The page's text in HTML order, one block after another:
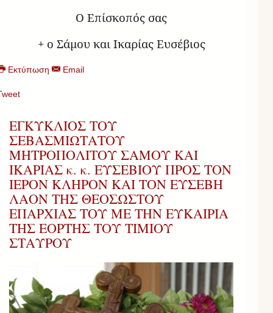
Ο Επίσκοπός σας
+ ο Σάμου και Ικαρίας Ευσέβιος
Εκτύπωση Email
ΕΓΚΥΚΛΙΟΣ ΤΟΥ
ΣΕΒΑΣΜΙΩΤΑΤΟΥ
ΜΗΤΡΟΠΟΛΙΤΟΥ ΣΑΜΟΥ ΚΑΙ
ΙΚΑΡΙΑΣ κ. κ. ΕΥΣΕΒΙΟΥ ΠΡΟΣ ΤΟΝ
ΙΕΡΟΝ ΚΛΗΡΟΝ ΚΑΙ ΤΟΝ ΕΥΣΕΒΗ
ΛΑΟΝ ΤΗΣ ΘΕΟΣΩΣΤΟΥ
ΕΠΑΡΧΙΑΣ ΤΟΥ ΜΕ ΤΗΝ ΕΥΚΑΙΡΙΑ
ΤΗΣ ΕΟΡΤΗΣ ΤΟΥ ΤΙΜΙΟΥ
ΣΤΑΥΡΟΥ